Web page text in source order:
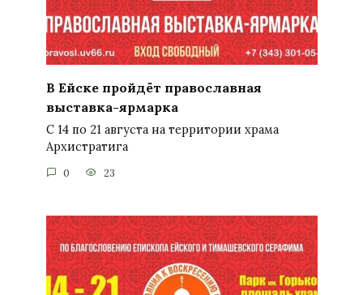
В Ейске пройдёт православная
выставка-ярмарка
С 14 по 21 августа на территории храма
Архистратига
0 23